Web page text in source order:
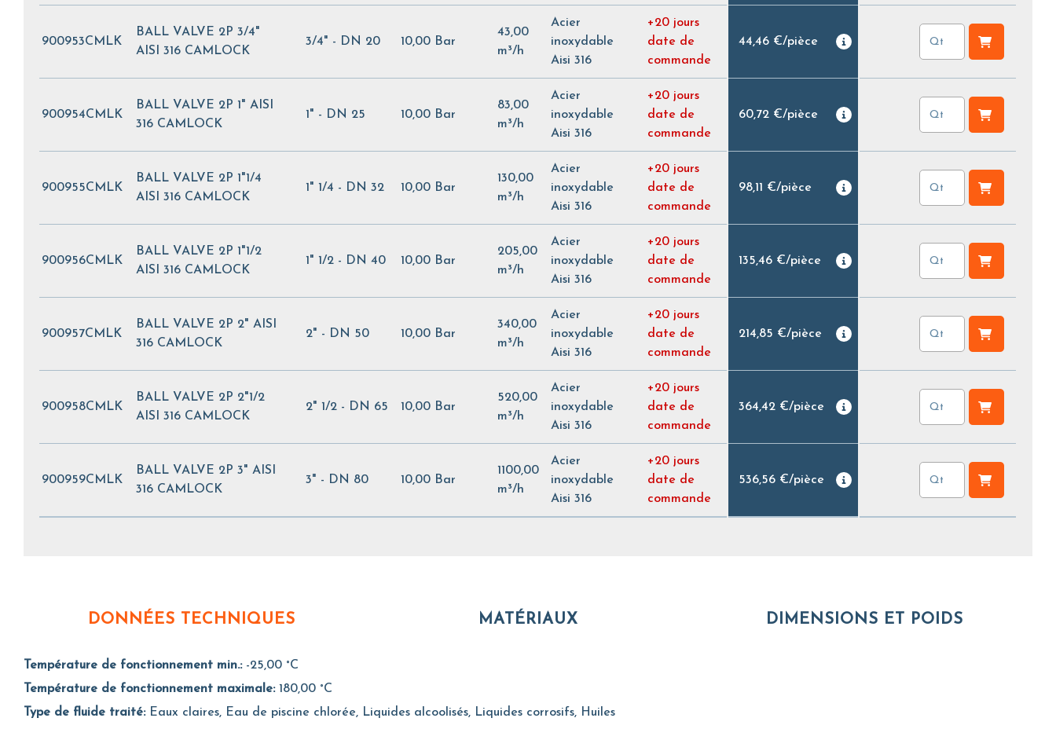
900953CMLK
BALL VALVE 2P 3/4"
AISI 316 CAMLOCK
3/4" - DN 20 10,00 Bar
43,00
m³/h
Acier
inoxydable
Aisi 316
+20 jours
date de
commande
44,46 €/pièce
900954CMLK
BALL VALVE 2P 1" AISI
316 CAMLOCK
1" - DN 25 10,00 Bar
83,00
m³/h
Acier
inoxydable
Aisi 316
+20 jours
date de
commande
60,72 €/pièce
900955CMLK
BALL VALVE 2P 1"1/4
AISI 316 CAMLOCK
1" 1/4 - DN 32 10,00 Bar
130,00
m³/h
Acier
inoxydable
Aisi 316
+20 jours
date de
commande
98,11 €/pièce
900956CMLK
BALL VALVE 2P 1"1/2
AISI 316 CAMLOCK
1" 1/2 - DN 40 10,00 Bar
205,00
m³/h
Acier
inoxydable
Aisi 316
+20 jours
date de
commande
135,46 €/pièce
900957CMLK
BALL VALVE 2P 2" AISI
316 CAMLOCK
2" - DN 50 10,00 Bar
340,00
m³/h
Acier
inoxydable
Aisi 316
+20 jours
date de
commande
214,85 €/pièce
900958CMLK
BALL VALVE 2P 2"1/2
AISI 316 CAMLOCK
2" 1/2 - DN 65 10,00 Bar
520,00
m³/h
Acier
inoxydable
Aisi 316
+20 jours
date de
commande
364,42 €/pièce
900959CMLK
BALL VALVE 2P 3" AISI
316 CAMLOCK
3" - DN 80 10,00 Bar
1100,00
m³/h
Acier
inoxydable
Aisi 316
+20 jours
date de
commande
536,56 €/pièce
DONNÉES TECHNIQUES MATÉRIAUX DIMENSIONS ET POIDS
Température de fonctionnement min.: -25,00 °C
Température de fonctionnement maximale: 180,00 °C
Type de fluide traité: Eaux claires, Eau de piscine chlorée, Liquides alcoolisés, Liquides corrosifs, Huiles